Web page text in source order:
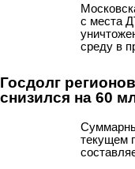
с места
среду в
Госдолг
снизился на 60
текущем